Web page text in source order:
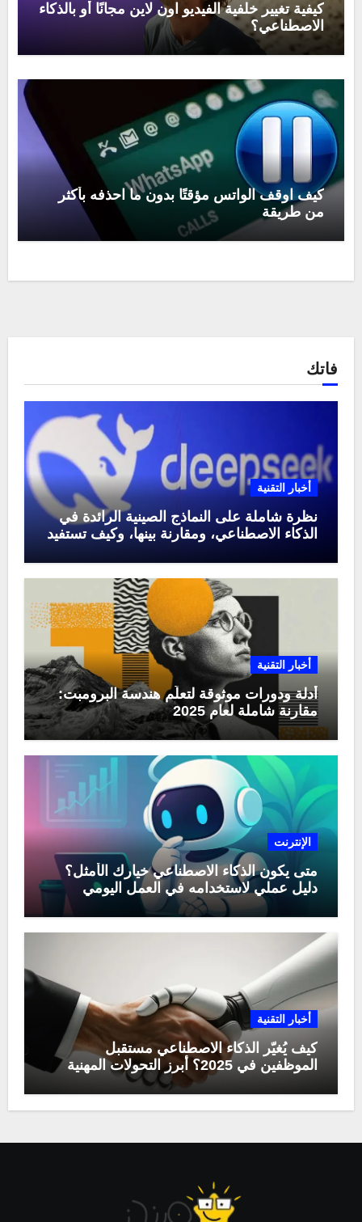
كيفية تغيير خلفية الفيديو اون لاين مجانًا أو بالذكاء
الاصطناعي؟
كيف اوقف الواتس مؤقتًا بدون ما احذفه بأكثر
من طريقة
فاتك
أخبار التقنية
نظرة شاملة على النماذج الصينية الرائدة في
الذكاء الاصطناعي، ومقارنة بينها، وكيف تستفيد
أخبار التقنية
أدلة ودورات موثوقة لتعلّم هندسة البرومبت:
مقارنة شاملة لعام 2025
الإنترنت
متى يكون الذكاء الاصطناعي خيارك الأمثل؟
دليل عملي لاستخدامه في العمل اليومي
أخبار التقنية
كيف يُغيّر الذكاء الاصطناعي مستقبل
الموظفين في 2025؟ أبرز التحولات المهنية